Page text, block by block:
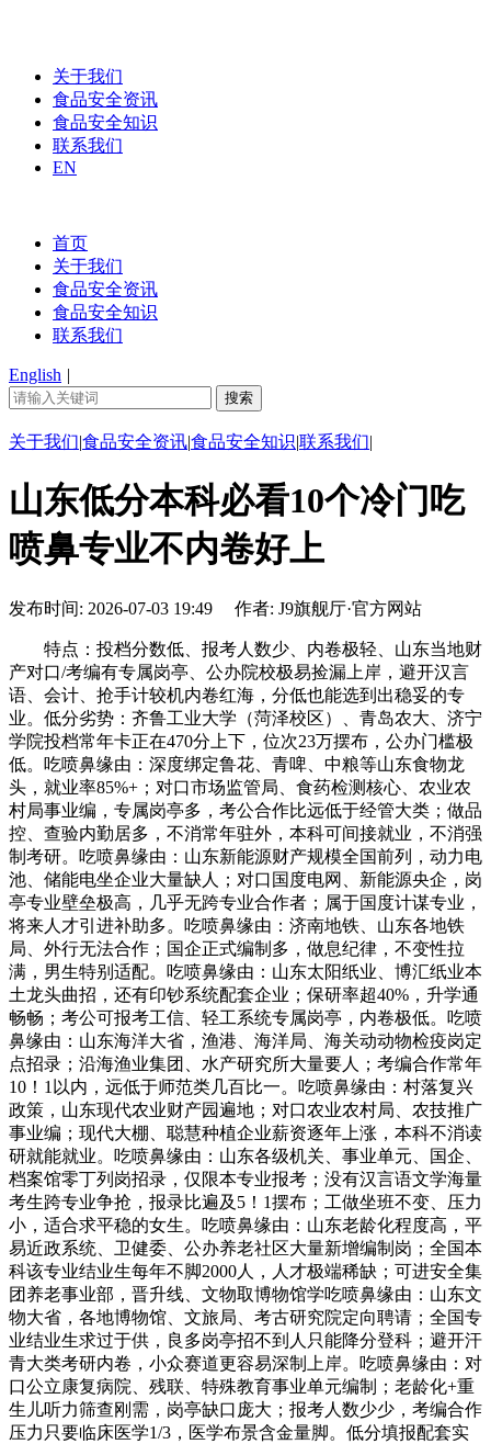
关于我们
食品安全资讯
食品安全知识
联系我们
EN
首页
关于我们
食品安全资讯
食品安全知识
联系我们
English |
关于我们|食品安全资讯|食品安全知识|联系我们|
山东低分本科必看10个冷门吃
喷鼻专业不内卷好上
发布时间: 2026-07-03 19:49 作者: J9旗舰厅·官方网站
特点：投档分数低、报考人数少、内卷极轻、山东当地财
产对口/考编有专属岗亭、公办院校极易捡漏上岸，避开汉言
语、会计、抢手计较机内卷红海，分低也能选到出稳妥的专
业。低分劣势：齐鲁工业大学（菏泽校区）、青岛农大、济宁
学院投档常年卡正在470分上下，位次23万摆布，公办门槛极
低。吃喷鼻缘由：深度绑定鲁花、青啤、中粮等山东食物龙
头，就业率85%+；对口市场监管局、食药检测核心、农业农
村局事业编，专属岗亭多，考公合作比远低于经管大类；做品
控、查验内勤居多，不消常年驻外，本科可间接就业，不消强
制考研。吃喷鼻缘由：山东新能源财产规模全国前列，动力电
池、储能电坐企业大量缺人；对口国度电网、新能源央企，岗
亭专业壁垒极高，几乎无跨专业合作者；属于国度计谋专业，
将来人才引进补助多。吃喷鼻缘由：济南地铁、山东各地铁
局、外行无法合作；国企正式编制多，做息纪律，不变性拉
满，男生特别适配。吃喷鼻缘由：山东太阳纸业、博汇纸业本
土龙头曲招，还有印钞系统配套企业；保研率超40%，升学通
畅畅；考公可报考工信、轻工系统专属岗亭，内卷极低。吃喷
鼻缘由：山东海洋大省，渔港、海洋局、海关动动物检疫岗定
点招录；沿海渔业集团、水产研究所大量要人；考编合作常年
10！1以内，远低于师范类几百比一。吃喷鼻缘由：村落复兴
政策，山东现代农业财产园遍地；对口农业农村局、农技推广
事业编；现代大棚、聪慧种植企业薪资逐年上涨，本科不消读
研就能就业。吃喷鼻缘由：山东各级机关、事业单元、国企、
档案馆零丁列岗招录，仅限本专业报考；没有汉言语文学海量
考生跨专业争抢，报录比遍及5！1摆布；工做坐班不变、压力
小，适合求平稳的女生。吃喷鼻缘由：山东老龄化程度高，平
易近政系统、卫健委、公办养老社区大量新增编制岗；全国本
科该专业结业生每年不脚2000人，人才极端稀缺；可进安全集
团养老事业部，晋升线、文物取博物馆学吃喷鼻缘由：山东文
物大省，各地博物馆、文旅局、考古研究院定向聘请；全国专
业结业生求过于供，良多岗亭招不到人只能降分登科；避开汗
青大类考研内卷，小众赛道更容易深制上岸。吃喷鼻缘由：对
口公立康复病院、残联、特殊教育事业单元编制；老龄化+重
生儿听力筛查刚需，岗亭缺口庞大；报考人数少少，考编合作
压力只要临床医学1/3，医学布景含金量脚。低分填报配套实